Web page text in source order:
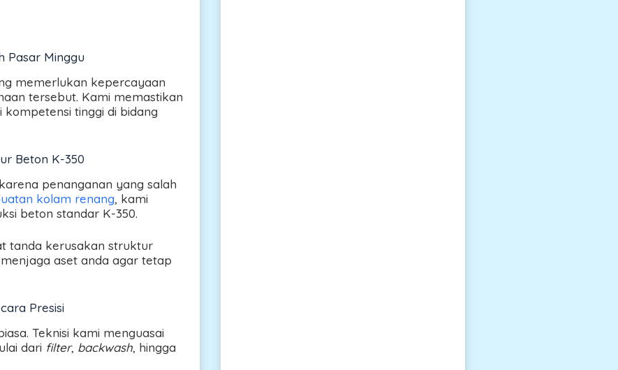
Pasar Minggu
memerlukan kepercayaan
tersebut. Kami memastikan
tinggi di bidang
Beton K-350
penanganan yang salah
kolam renang, kami
beton standar K-350.
tanda kerusakan struktur
aset anda agar tetap
Presisi
Teknisi kami menguasai
dari filter, backwash, hingga